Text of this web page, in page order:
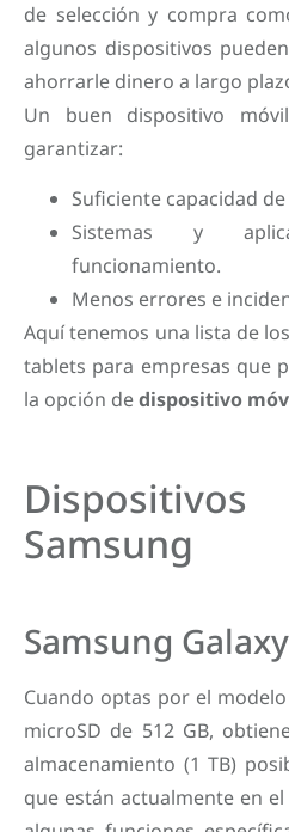
de selección y compra
algunos dispositivos
ahorrarle dinero a largo
Un buen dispositivo
garantizar:
Suficiente capacidad
Sistemas y
funcionamiento.
Menos errores e
Aquí tenemos una lista de
tablets para empresas que
la opción dedispositivo
Samsung
Samsung
Cuando optas por el
microSD de 512 GB,
almacenamiento (1 TB)
que están actualmente en